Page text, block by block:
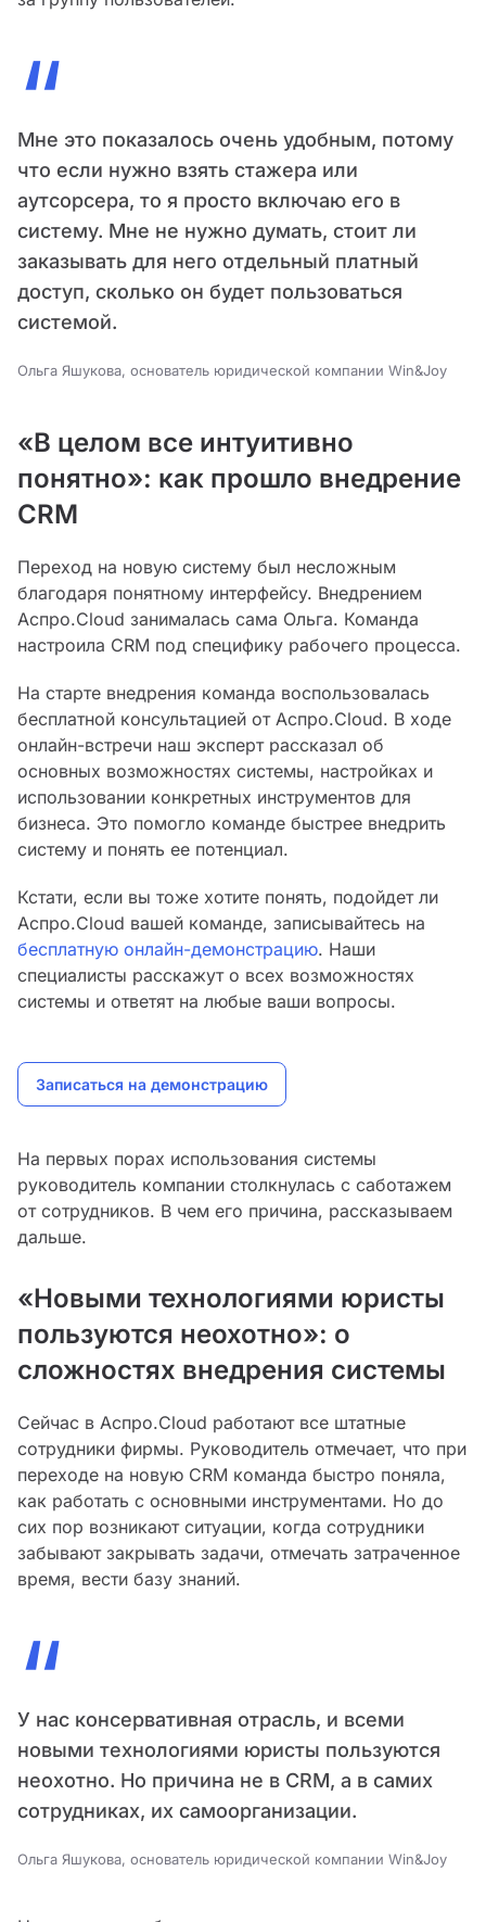
“
Мне это показалось очень удобным, потому
что если нужно взять стажера или
аутсорсера, то я просто включаю его в
систему. Мне не нужно думать, стоит ли
заказывать для него отдельный платный
доступ, сколько он будет пользоваться
системой.
Ольга Яшукова, основатель юридической компании Win&Joy
«В целом все интуитивно
понятно»: как прошло внедрение
CRM
Переход на новую систему был несложным
благодаря понятному интерфейсу. Внедрением
Аспро.Cloud занималась сама Ольга. Команда
настроила CRM под специфику рабочего процесса.
На старте внедрения команда воспользовалась
бесплатной консультацией от Аспро.Cloud. В ходе
онлайн-встречи наш эксперт рассказал об
основных возможностях системы, настройках и
использовании конкретных инструментов для
бизнеса. Это помогло команде быстрее внедрить
систему и понять ее потенциал.
Кстати, если вы тоже хотите понять, подойдет ли
Аспро.Cloud вашей команде, записывайтесь на
бесплатную онлайн-демонстрацию. Наши
специалисты расскажут о всех возможностях
системы и ответят на любые ваши вопросы.
Записаться на демонстрацию
На первых порах использования системы
руководитель компании столкнулась с саботажем
от сотрудников. В чем его причина, рассказываем
дальше.
«Новыми технологиями юристы
пользуются неохотно»: о
сложностях внедрения системы
Сейчас в Аспро.Cloud работают все штатные
сотрудники фирмы. Руководитель отмечает, что при
переходе на новую CRM команда быстро поняла,
как работать с основными инструментами. Но до
сих пор возникают ситуации, когда сотрудники
забывают закрывать задачи, отмечать затраченное
время, вести базу знаний.
“
У нас консервативная отрасль, и всеми
новыми технологиями юристы пользуются
неохотно. Но причина не в CRM, а в самих
сотрудниках, их самоорганизации.
Ольга Яшукова, основатель юридической компании Win&Joy